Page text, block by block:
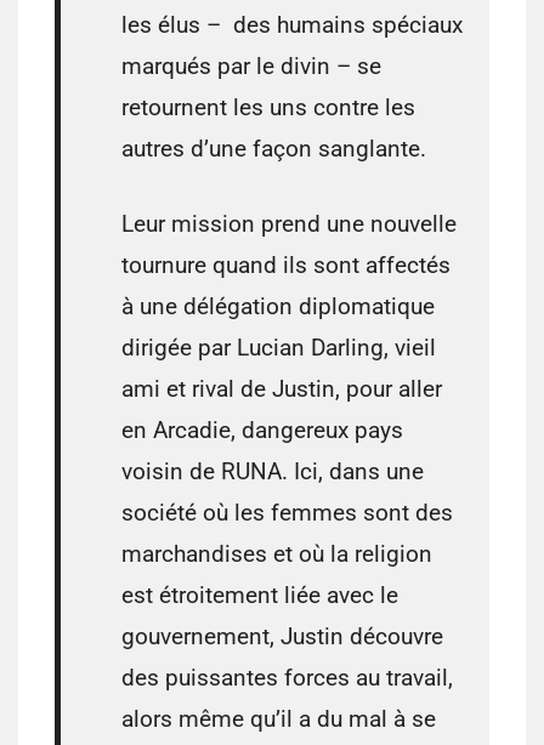
les élus – des humains spéciaux
marqués par le divin – se
retournent les uns contre les
autres d’une façon sanglante.
Leur mission prend une nouvelle
tournure quand ils sont affectés
à une délégation diplomatique
dirigée par Lucian Darling, vieil
ami et rival de Justin, pour aller
en Arcadie, dangereux pays
voisin de RUNA. Ici, dans une
société où les femmes sont des
marchandises et où la religion
est étroitement liée avec le
gouvernement, Justin découvre
des puissantes forces au travail,
alors même qu’il a du mal à se